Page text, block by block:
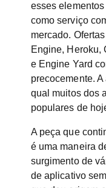
esses
como serviço
mercado.
Engine, Heroku,
e Engine Yard
precocemente.
qual muitos dos
populares de
A peça que
é uma maneira
surgimento de
de aplicativo